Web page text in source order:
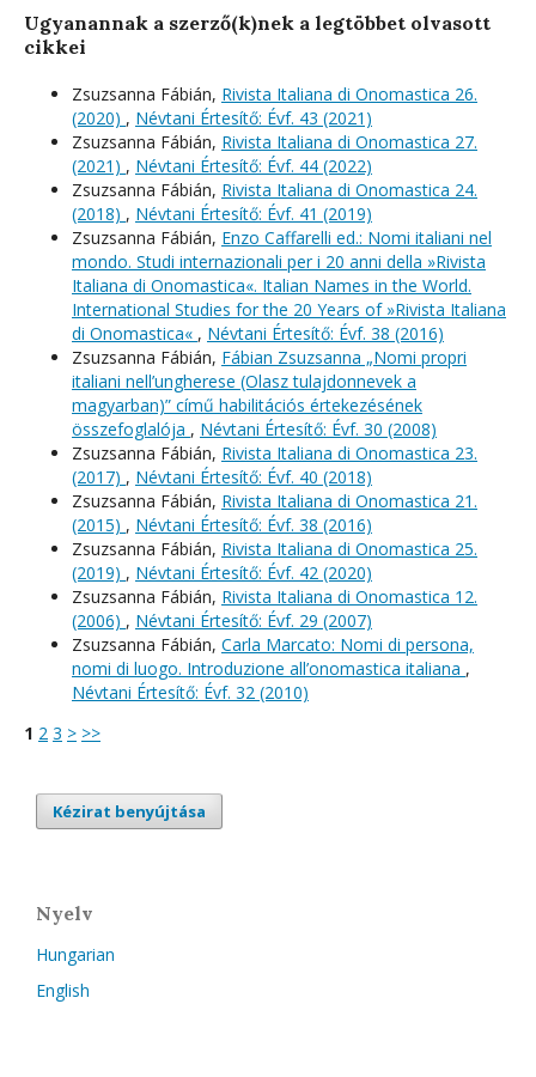
Ugyanannak a szerző(k)nek a legtöbbet olvasott
cikkei
Zsuzsanna Fábián, Rivista Italiana di Onomastica 26.
(2020) , Névtani Értesítő: Évf. 43 (2021)
Zsuzsanna Fábián, Rivista Italiana di Onomastica 27.
(2021) , Névtani Értesítő: Évf. 44 (2022)
Zsuzsanna Fábián, Rivista Italiana di Onomastica 24.
(2018) , Névtani Értesítő: Évf. 41 (2019)
Zsuzsanna Fábián, Enzo Caffarelli ed.: Nomi italiani nel
mondo. Studi internazionali per i 20 anni della »Rivista
Italiana di Onomastica«. Italian Names in the World.
International Studies for the 20 Years of »Rivista Italiana
di Onomastica« , Névtani Értesítő: Évf. 38 (2016)
Zsuzsanna Fábián, Fábian Zsuzsanna „Nomi propri
italiani nell’ungherese (Olasz tulajdonnevek a
magyarban)” című habilitációs értekezésének
összefoglalója , Névtani Értesítő: Évf. 30 (2008)
Zsuzsanna Fábián, Rivista Italiana di Onomastica 23.
(2017) , Névtani Értesítő: Évf. 40 (2018)
Zsuzsanna Fábián, Rivista Italiana di Onomastica 21.
(2015) , Névtani Értesítő: Évf. 38 (2016)
Zsuzsanna Fábián, Rivista Italiana di Onomastica 25.
(2019) , Névtani Értesítő: Évf. 42 (2020)
Zsuzsanna Fábián, Rivista Italiana di Onomastica 12.
(2006) , Névtani Értesítő: Évf. 29 (2007)
Zsuzsanna Fábián, Carla Marcato: Nomi di persona,
nomi di luogo. Introduzione all’onomastica italiana ,
Névtani Értesítő: Évf. 32 (2010)
1 2 3 > >>
Kézirat benyújtása
Nyelv
Hungarian
English